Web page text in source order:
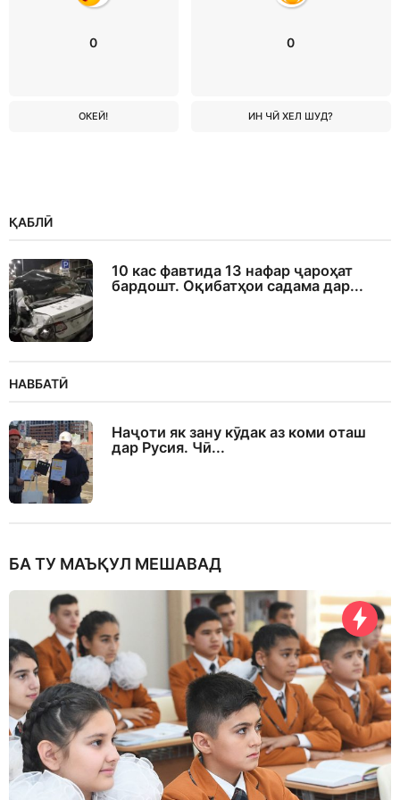
0
ОКЕЙ!
0
ИН ЧӢ ХЕЛ ШУД?
ҚАБЛӢ
10 кас фавтида 13 нафар ҷароҳат
бардошт. Оқибатҳои садама дар...
НАВБАТӢ
Наҷоти як зану кӯдак аз коми оташ
дар Русия. Чӣ...
БА ТУ МАЪҚУЛ МЕШАВАД